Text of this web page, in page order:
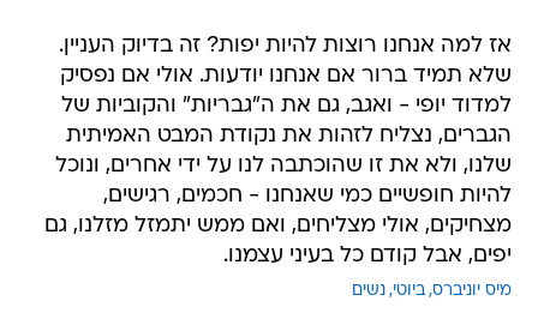
אז למה אנחנו רוצות להיות יפות? זה בדיוק העניין.
שלא תמיד ברור אם אנחנו יודעות. אולי אם נפסיק
למדוד יופי - ואגב, גם את ה"גבריות" והקוביות של
הגברים, נצליח לזהות את נקודת המבט האמיתית
שלנו, ולא את זו שהוכתבה לנו על ידי אחרים, ונוכל
להיות חופשיים כמי שאנחנו - חכמים, רגישים,
מצחיקים, אולי מצליחים, ואם ממש יתמזל מזלנו, גם
יפים, אבל קודם כל בעיני עצמנו.
מיס יוניברס ביוטי נשים